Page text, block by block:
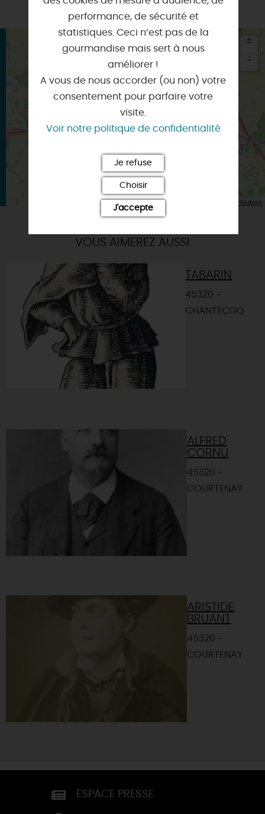
×
COURTENAY
+
-
Leaflet | Map data © OpenStreetMap contributors
VOUS AIMEREZ AUSSI
TABARIN
45320 -
CHANTECOQ
ALFRED
CORNU
45320 -
COURTENAY
ARISTIDE
BRUANT
45320 -
COURTENAY
ESPACE PRESSE
performance, de sécurité et
statistiques. Ceci n’est pas de la
gourmandise mais sert à nous
améliorer !
A vous de nous accorder (ou non) votre
consentement pour parfaire votre
visite.
Voir notre politique de confidentialité
Je refuse
Choisir
J'accepte